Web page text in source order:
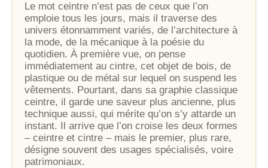
Le mot ceintre n’est pas de ceux que l’on
emploie tous les jours, mais il traverse des
univers étonnamment variés, de l’architecture à
la mode, de la mécanique à la poésie du
quotidien. À première vue, on pense
immédiatement au cintre, cet objet de bois, de
plastique ou de métal sur lequel on suspend les
vêtements. Pourtant, dans sa graphie classique
ceintre, il garde une saveur plus ancienne, plus
technique aussi, qui mérite qu’on s’y attarde un
instant. Il arrive que l’on croise les deux formes
– ceintre et cintre – mais le premier, plus rare,
désigne souvent des usages spécialisés, voire
patrimoniaux.